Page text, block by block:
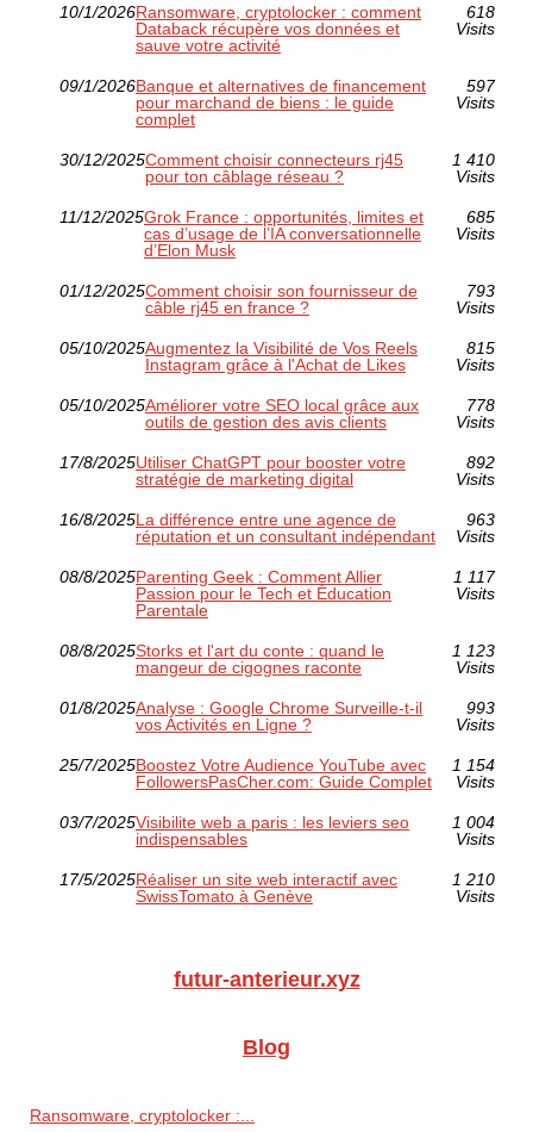
10/1/2026Ransomware, cryptolocker : comment
Databack récupère vos données et
sauve votre activité
618
Visits
09/1/2026Banque et alternatives de financement
pour marchand de biens : le guide
complet
597
Visits
30/12/2025Comment choisir connecteurs rj45
pour ton câblage réseau ?
1 410
Visits
11/12/2025Grok France : opportunités, limites et
cas d’usage de l’IA conversationnelle
d’Elon Musk
685
Visits
01/12/2025Comment choisir son fournisseur de
câble rj45 en france ?
793
Visits
05/10/2025Augmentez la Visibilité de Vos Reels
Instagram grâce à l'Achat de Likes
815
Visits
05/10/2025Améliorer votre SEO local grâce aux
outils de gestion des avis clients
778
Visits
17/8/2025Utiliser ChatGPT pour booster votre
stratégie de marketing digital
892
Visits
16/8/2025La différence entre une agence de
réputation et un consultant indépendant
963
Visits
08/8/2025Parenting Geek : Comment Allier
Passion pour le Tech et Éducation
Parentale
1 117
Visits
08/8/2025Storks et l'art du conte : quand le
mangeur de cigognes raconte
1 123
Visits
01/8/2025Analyse : Google Chrome Surveille-t-il
vos Activités en Ligne ?
993
Visits
25/7/2025Boostez Votre Audience YouTube avec
FollowersPasCher.com: Guide Complet
1 154
Visits
03/7/2025Visibilite web a paris : les leviers seo
indispensables
1 004
Visits
17/5/2025Réaliser un site web interactif avec
SwissTomato à Genève
1 210
Visits
futur-anterieur.xyz
Blog
Ransomware, cryptolocker :...